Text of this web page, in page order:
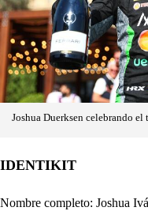
Joshua Duerksen celebrando
IDENTIKIT
Nombre completo: Joshua